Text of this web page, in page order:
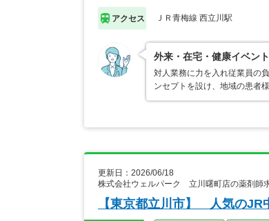
アクセス ＪＲ青梅線 西立川駅
外来・在宅・健康イベン
対人業務に力を入れ従業員の
ンセプトを設け、地域の患者
更新日：2026/06/18
株式会社ウェルパーク 立川曙町店の薬剤師
【東京都立川市】 人気のJR